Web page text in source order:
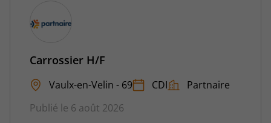
Carrossier H/F
Vaulx-en-Velin - 69 CDI
Partnaire
Publié le 6 août 2026